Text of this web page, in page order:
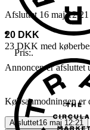
Afsluttet 16 maj 12:21
20 DKK
23 DKK med
Annoncen er afsluttet
Købsanmodningen
Afsluttet16 maj 12:21
Pris:.